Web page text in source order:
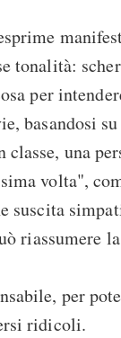
tonalità:
per
basandosi
una
volta",
riassumere
per
ridicoli.